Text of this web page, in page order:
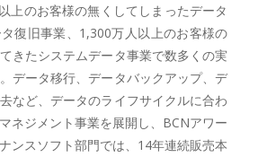
上のお客様の無くしてしまったデータ
復旧事業、1,300万人以上のお客様の
きたシステムデータ事業で数多くの実
データ移行、データバックアップ、デ
など、データのライフサイクルに合わ
ネジメント事業を展開し、BCNアワー
ンスソフト部門では、14年連続販売本